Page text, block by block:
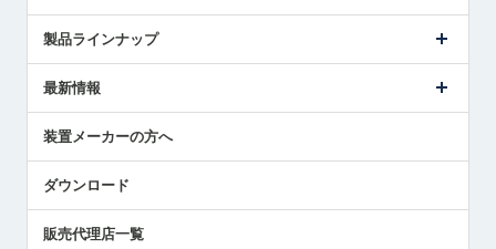
ごあいさつ
受賞履歴
採用情報
国/地域/言語
製品ラインナップ
ツールセッタ製品
エアマイクロセンサ製品
最新情報
メトロールの技術
社員ブログ
中小企業のBCP地震対策
装置メーカーの方へ
ダウンロード
販売代理店一覧